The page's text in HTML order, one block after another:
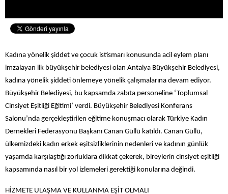
Kadına yönelik şiddet ve çocuk istismarı konusunda acil eylem planı
imzalayan ilk büyükşehir belediyesi olan Antalya Büyükşehir Belediyesi,
kadına yönelik şiddeti önlemeye yönelik çalışmalarına devam ediyor.
Büyükşehir Belediyesi, bu kapsamda zabıta personeline ‘Toplumsal
Cinsiyet Eşitliği Eğitimi’ verdi. Büyükşehir Belediyesi Konferans
Salonu’nda gerçekleştirilen eğitime konuşmacı olarak Türkiye Kadın
Dernekleri Federasyonu Başkanı Canan Güllü katıldı. Canan Güllü,
ülkemizdeki kadın erkek eşitsizliklerinin nedenleri ve kadının günlük
yaşamda karşılaştığı zorluklara dikkat çekerek, bireylerin cinsiyet eşitliği
kapsamında nasıl bir yol izlemeleri gerektiği konularına değindi.
HİZMETE ULAŞMA VE KULLANMA EŞİT OLMALI